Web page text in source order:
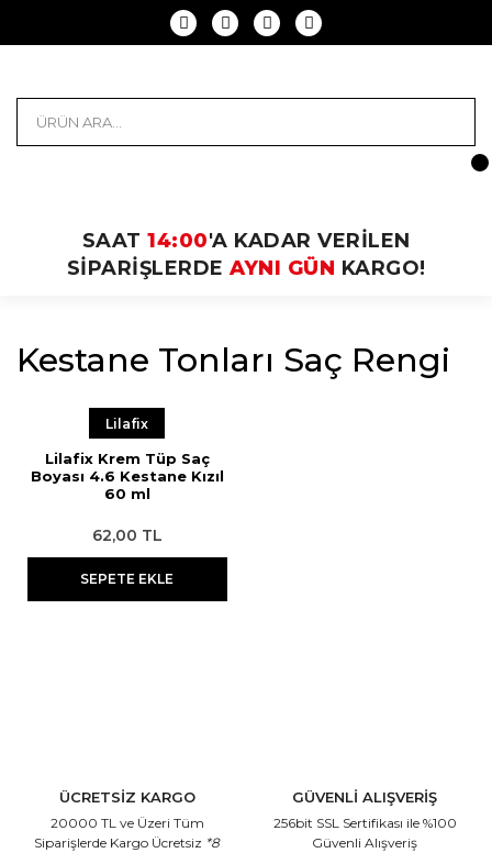
SAAT 14:00'A KADAR VERİLEN
SİPARİŞLERDE AYNI GÜN KARGO!
Kestane Tonları Saç Rengi
Lilafix
Lilafix Krem Tüp Saç
Boyası 4.6 Kestane Kızıl
60 ml
62,00 TL
SEPETE EKLE
ÜCRETSİZ KARGO
20000 TL ve Üzeri Tüm
Siparişlerde Kargo Ücretsiz *8
GÜVENLİ ALIŞVERİŞ
256bit SSL Sertifikası ile %100
Güvenli Alışveriş